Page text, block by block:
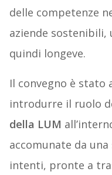
delle competenze
aziende
quindi longeve.
Il convegno è stato
introdurre il ruolo
della LUM
accomunate da
intenti, pronte a